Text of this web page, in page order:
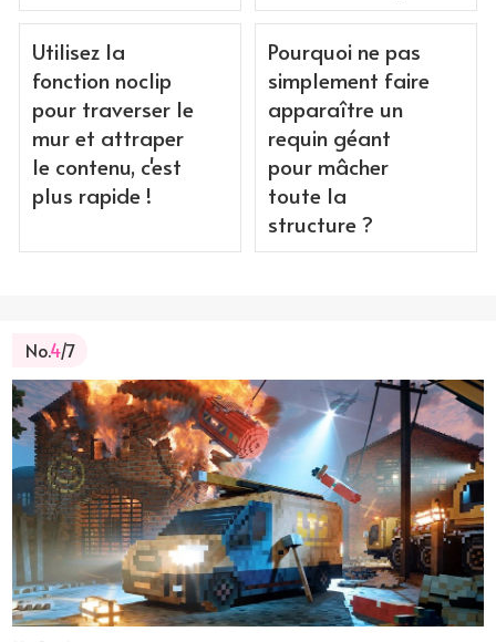
Utilisez la
fonction noclip
pour traverser le
mur et attraper
le contenu, c'est
plus rapide !
Pourquoi ne pas
simplement faire
apparaître un
requin géant
pour mâcher
toute la
structure ?
No.4/7